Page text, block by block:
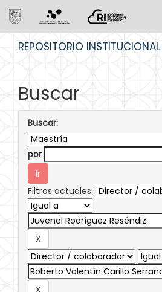
REPOSITORIO
Buscar
Buscar:
por
Filtros actuales: